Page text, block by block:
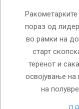
пораз од
во рамки на
старт
теренот и
освојување на
на